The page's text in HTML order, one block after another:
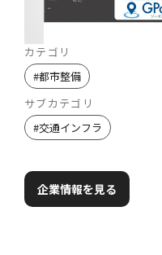
カテゴリ
#都市整備
サブカテゴリ
#交通インフラ
企業情報を見る